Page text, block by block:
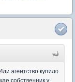
агентство купило
собственник у